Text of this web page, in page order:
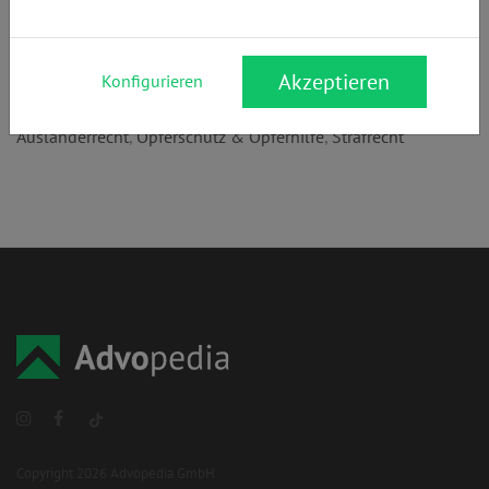
Ausländerrecht,Opferschutz & Opferhilfe,Strafrecht
Konfigurieren Akzeptieren